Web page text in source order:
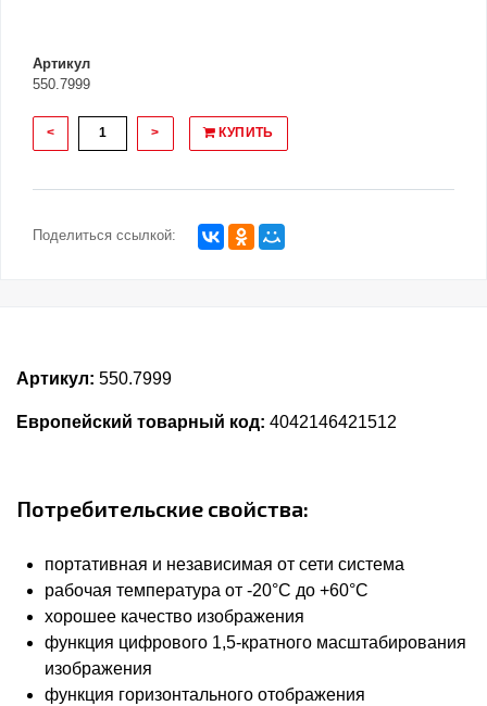
Артикул
550.7999
< > КУПИТЬ
Поделиться ссылкой:
Артикул: 550.7999
Европейский товарный код: 4042146421512
Потребительские свойства:
портативная и независимая от сети система
рабочая температура от -20°C до +60°C
хорошее качество изображения
функция цифрового 1,5-кратного масштабирования
изображения
функция горизонтального отображения